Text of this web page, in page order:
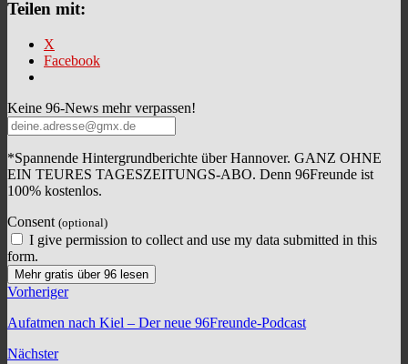
Teilen mit:
X
Facebook
Keine 96-News mehr verpassen!
*Spannende Hintergrundberichte über Hannover. GANZ OHNE
EIN TEURES TAGESZEITUNGS-ABO. Denn 96Freunde ist
100% kostenlos.
Consent (optional)
I give permission to collect and use my data submitted in this
form.
Mehr gratis über 96 lesen
Vorheriger
Aufatmen nach Kiel – Der neue 96Freunde-Podcast
Nächster